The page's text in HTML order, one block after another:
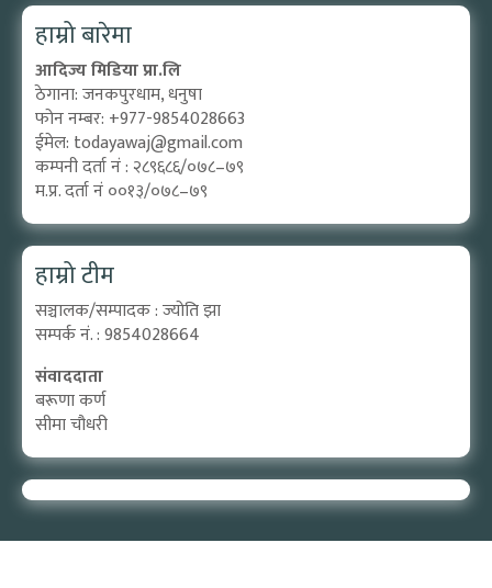
हाम्रो बारेमा
आदिज्य मिडिया प्रा.लि
ठेगाना: जनकपुरधाम, धनुषा
फोन नम्बर: +977-9854028663
ईमेल: todayawaj@gmail.com
कम्पनी दर्ता नं : २८९६८६/०७८–७९
म.प्र. दर्ता नं ००१३/०७८–७९
हाम्रो टीम
सञ्चालक/सम्पादक : ज्योति झा
सम्पर्क नं. : 9854028664
संवाददाता
बरूणा कर्ण
सीमा चौधरी